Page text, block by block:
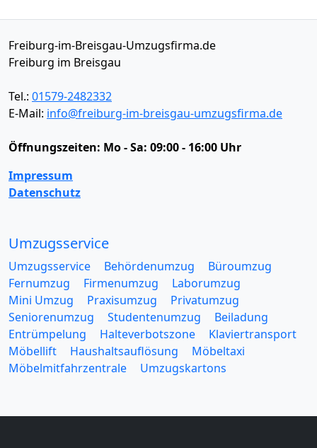
Freiburg-im-Breisgau-Umzugsfirma.de
Freiburg im Breisgau
Tel.: 01579-2482332
E-Mail: info@freiburg-im-breisgau-umzugsfirma.de
Öffnungszeiten: Mo - Sa: 09:00 - 16:00 Uhr
Impressum
Datenschutz
Umzugsservice
Umzugsservice Behördenumzug
Büroumzug
Fernumzug
Firmenumzug
Laborumzug
Mini Umzug
Praxisumzug
Privatumzug
Seniorenumzug
Studentenumzug
Beiladung
Entrümpelung
Halteverbotszone
Klaviertransport
Möbellift
Haushaltsauflösung
Möbeltaxi
Möbelmitfahrzentrale
Umzugskartons